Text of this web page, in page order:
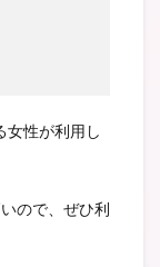
女性が利用し
ので、ぜひ利